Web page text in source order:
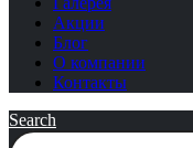
Акции
Блог
О компании
Контакты
Search